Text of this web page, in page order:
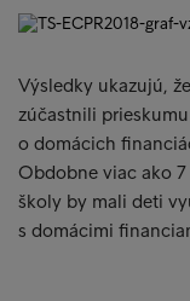
Výsledky ukazujú,
zúčastnili
o domácich
Obdobne viac ako
školy by mali deti
s domácimi